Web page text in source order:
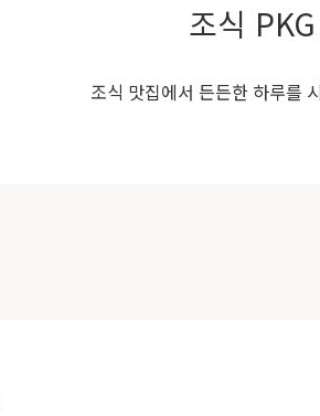
조식 PKG
조식 맛집에서 든든한 하루를